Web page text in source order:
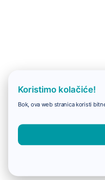
Koristimo kolačiće!
Bok, ova web stranica koristi